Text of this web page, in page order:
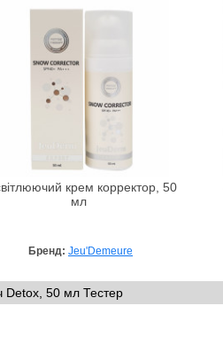
крем корректор, 50
мл
Бренд: Jeu'Demeure
Detox, 50 мл Тестер